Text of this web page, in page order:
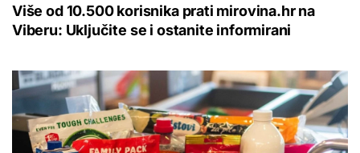
Više od 10.500 korisnika prati mirovina.hr na
Viberu: Uključite se i ostanite informirani